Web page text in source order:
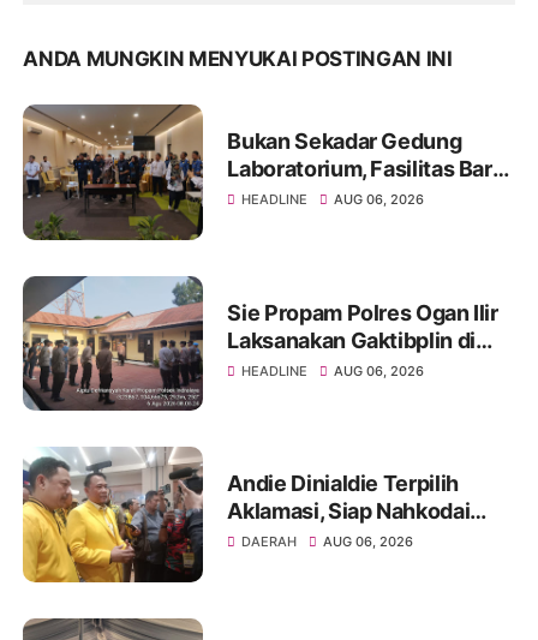
ANDA MUNGKIN MENYUKAI POSTINGAN INI
Bukan Sekadar Gedung
Laboratorium, Fasilitas Baru
di Jakabaring Akan Perkuat
HEADLINE AUG 06, 2026
Sie Propam Polres Ogan Ilir
Laksanakan Gaktibplin di
Polsek Indralaya, Tingkatkan
HEADLINE AUG 06, 2026
Andie Dinialdie Terpilih
Aklamasi, Siap Nahkodai
Golkar Sumsel dengan
DAERAH AUG 06, 2026